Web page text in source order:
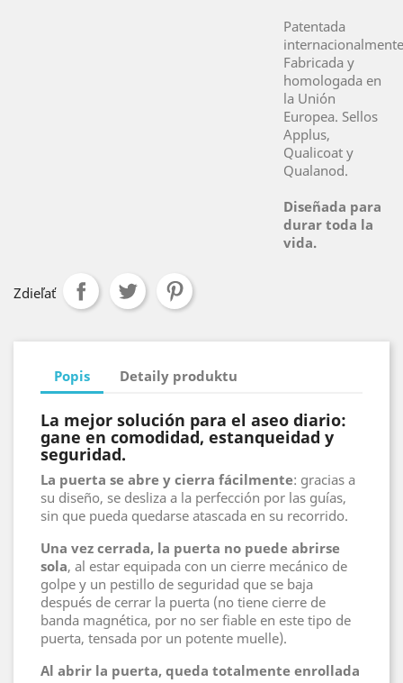
Patentada
Fabricada y
homologada en
la Unión
Europea. Sellos
Applus,
Qualicoat y
Qualanod.
Diseñada para
durar toda la
vida.
Zdieľať
Popis Detaily produktu
La mejor solución para el aseo diario:
gane en comodidad, estanqueidad y
seguridad.
La puerta se abre y cierra fácilmente: gracias a
su diseño, se desliza a la perfección por las guías,
sin que pueda quedarse atascada en su recorrido.
Una vez cerrada, la puerta no puede abrirse
sola, al estar equipada con un cierre mecánico de
golpe y un pestillo de seguridad que se baja
después de cerrar la puerta (no tiene cierre de
banda magnética, por no ser fiable en este tipo de
puerta, tensada por un potente muelle).
Al abrir la puerta, queda totalmente enrollada